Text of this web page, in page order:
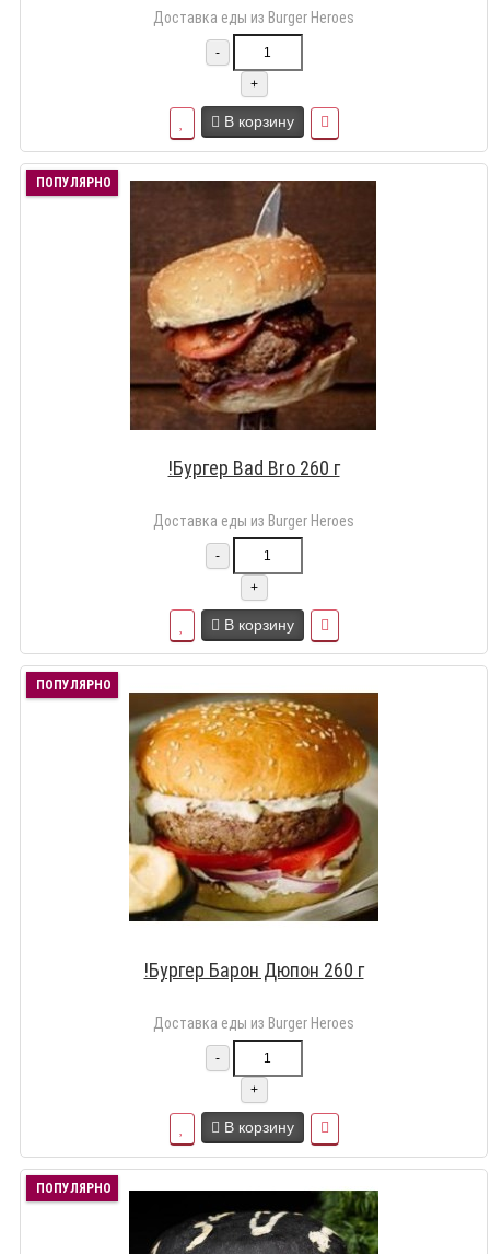
Доставка еды из Burger Heroes
-
+
В корзину
ПОПУЛЯРНО
!Бургер Bad Bro 260 г
Доставка еды из Burger Heroes
-
+
В корзину
ПОПУЛЯРНО
!Бургер Барон Дюпон 260 г
Доставка еды из Burger Heroes
-
+
В корзину
ПОПУЛЯРНО